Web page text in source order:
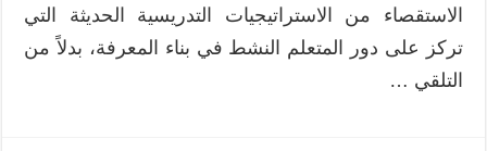
الاستقصاء من الاستراتيجيات التدريسية الحديثة التي
تركز على دور المتعلم النشط في بناء المعرفة، بدلاً من
التلقي …